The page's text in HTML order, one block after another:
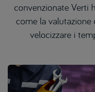
convenzionate Verti
come la
velocizzare i